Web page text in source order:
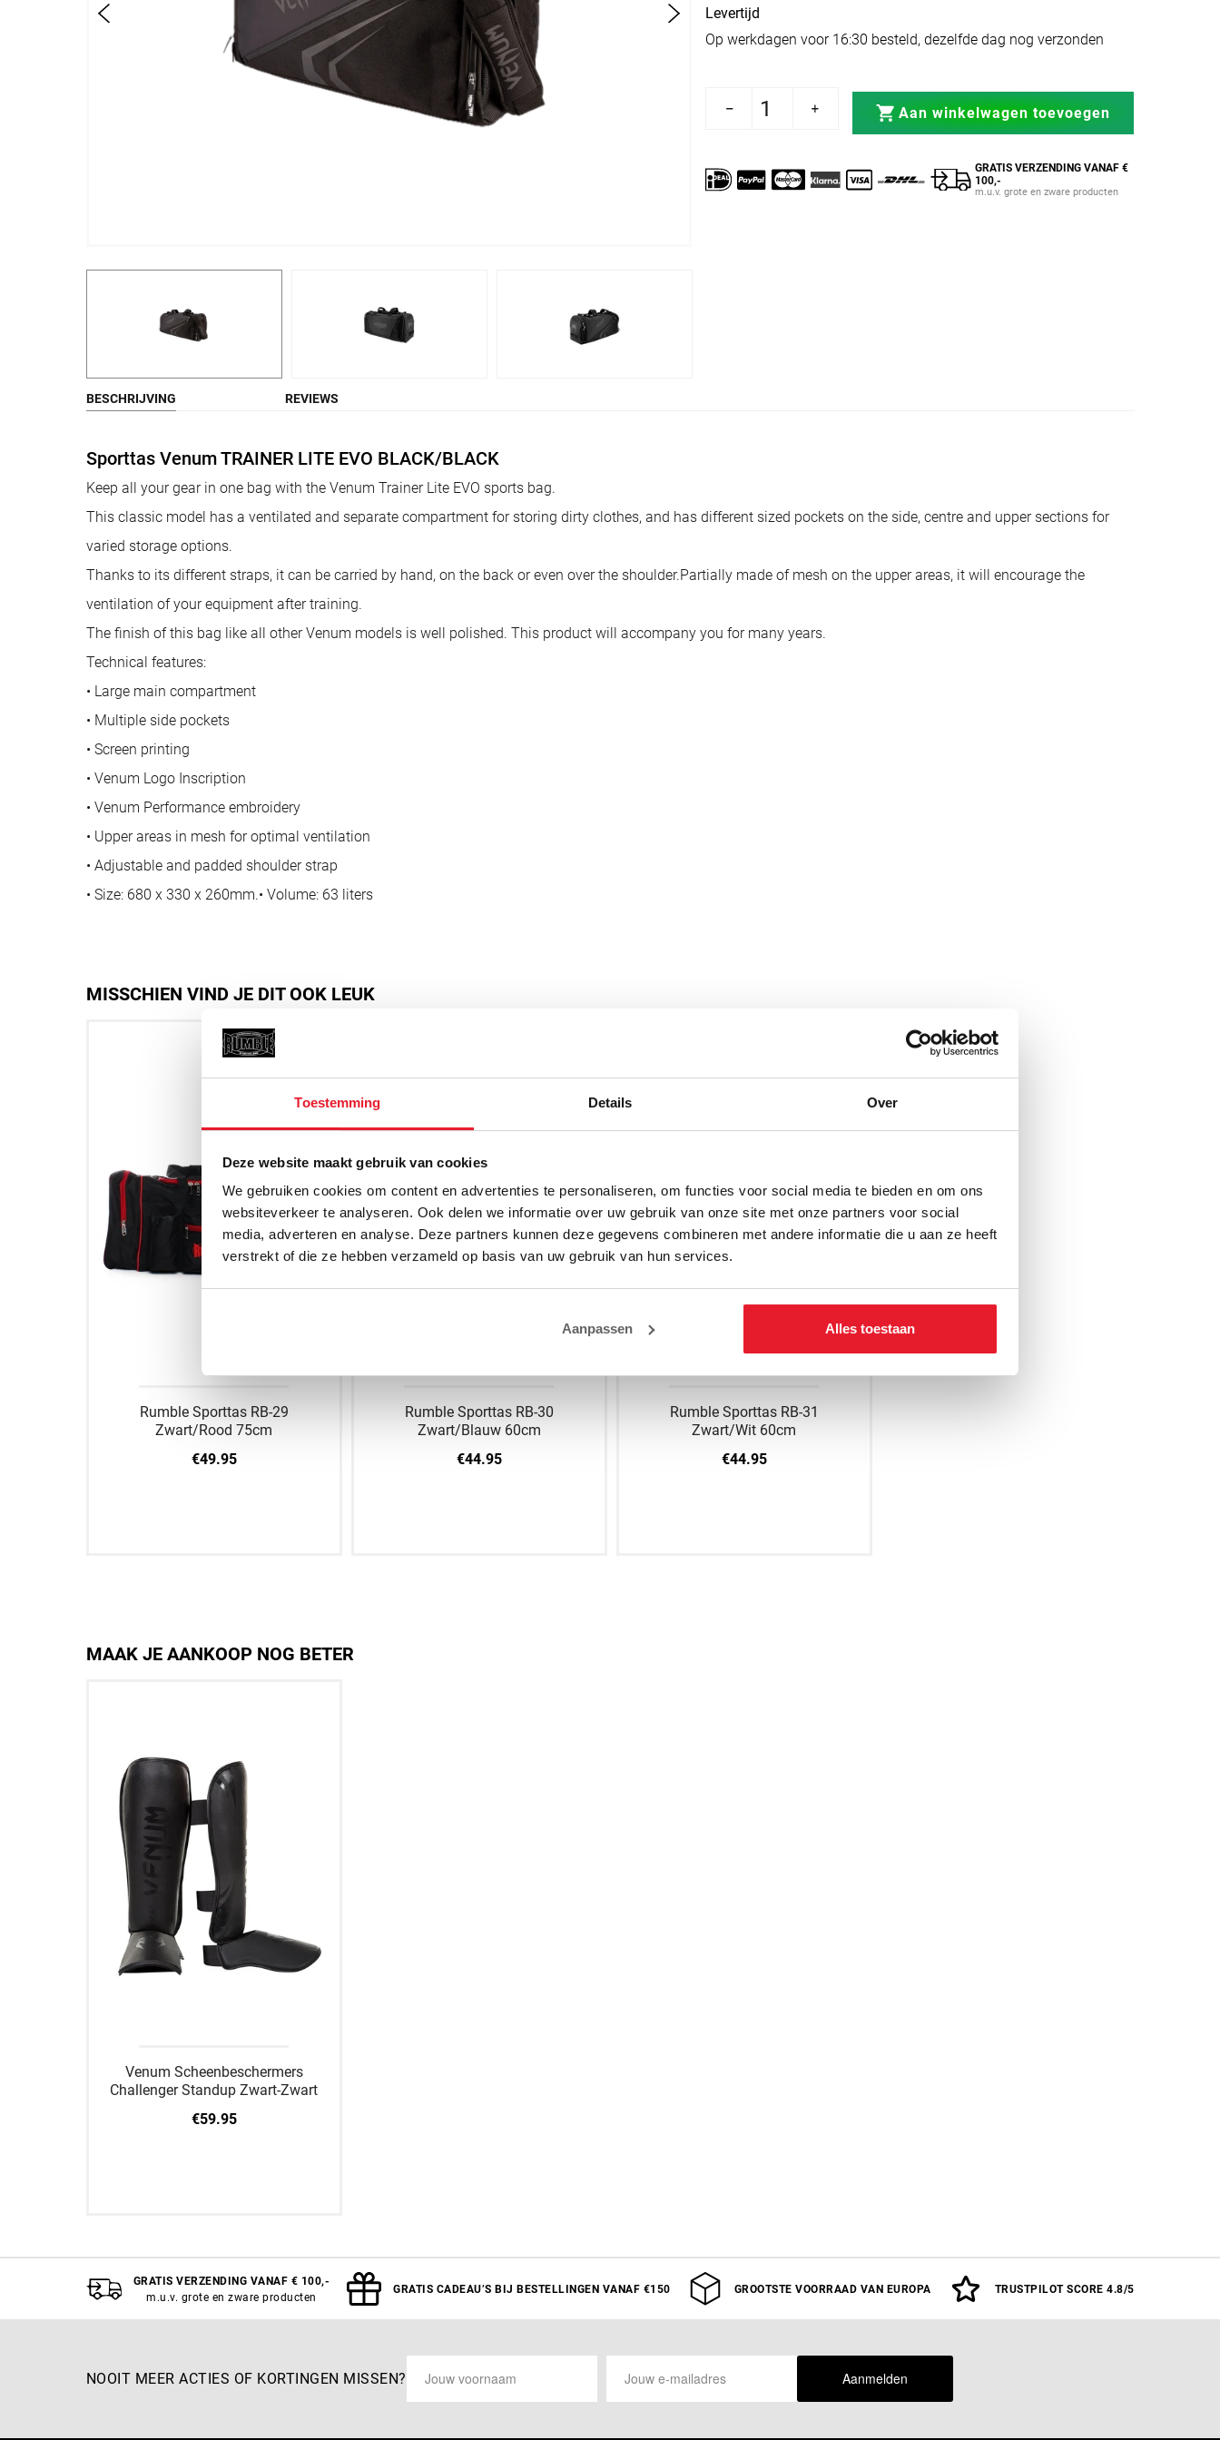
Toestemming Details Over
Deze website maakt gebruik van cookies
We gebruiken cookies om content en advertenties te personaliseren, om functies voor social media te bieden en om ons
websiteverkeer te analyseren. Ook delen we informatie over uw gebruik van onze site met onze partners voor social
media, adverteren en analyse. Deze partners kunnen deze gegevens combineren met andere informatie die u aan ze heeft
verstrekt of die ze hebben verzameld op basis van uw gebruik van hun services.
Aanpassen Alles toestaan
Levertijd
Op werkdagen voor 16:30 besteld, dezelfde dag nog verzonden
Aantal verlagen voor Venum Sporttas Trainer Lite Evo Zwart/Zwart
Aantal verhogen voor Venum Sporttas Trainer Lite Evo Zwart/Zwart
Aan winkelwagen toevoegen
GRATIS VERZENDING VANAF €
100,-
m.u.v. grote en zware producten
BESCHRIJVING REVIEWS
Sporttas Venum TRAINER LITE EVO BLACK/BLACK
Keep all your gear in one bag with the Venum Trainer Lite EVO sports bag.
This classic model has a ventilated and separate compartment for storing dirty clothes, and has different sized pockets on the side, centre and upper sections for
varied storage options.
Thanks to its different straps, it can be carried by hand, on the back or even over the shoulder.Partially made of mesh on the upper areas, it will encourage the
ventilation of your equipment after training.
The finish of this bag like all other Venum models is well polished. This product will accompany you for many years.
Technical features:
• Large main compartment
• Multiple side pockets
• Screen printing
• Venum Logo Inscription
• Venum Performance embroidery
• Upper areas in mesh for optimal ventilation
• Adjustable and padded shoulder strap
• Size: 680 x 330 x 260mm.• Volume: 63 liters
MISSCHIEN VIND JE DIT OOK LEUK
Rumble Sporttas RB-29
Zwart/Rood 75cm
€49.95
Rumble Sporttas RB-30
Zwart/Blauw 60cm
€44.95
Rumble Sporttas RB-31
Zwart/Wit 60cm
€44.95
MAAK JE AANKOOP NOG BETER
Venum Scheenbeschermers
Challenger Standup Zwart-Zwart
€59.95
GRATIS VERZENDING VANAF € 100,-
m.u.v. grote en zware producten
GRATIS CADEAU’S BIJ BESTELLINGEN VANAF €150 GROOTSTE VOORRAAD VAN EUROPA TRUSTPILOT SCORE 4.8/5
NOOIT MEER ACTIES OF KORTINGEN MISSEN? Aanmelden